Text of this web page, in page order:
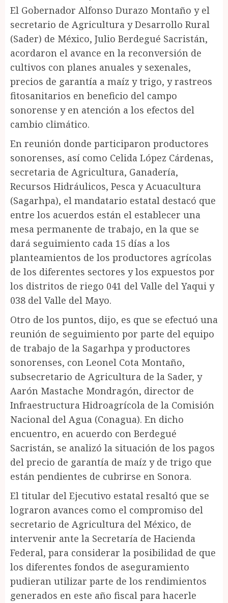
El Gobernador Alfonso Durazo Montaño y el
secretario de Agricultura y Desarrollo Rural
(Sader) de México, Julio Berdegué Sacristán,
acordaron el avance en la reconversión de
cultivos con planes anuales y sexenales,
precios de garantía a maíz y trigo, y rastreos
fitosanitarios en beneficio del campo
sonorense y en atención a los efectos del
cambio climático.
En reunión donde participaron productores
sonorenses, así como Celida López Cárdenas,
secretaria de Agricultura, Ganadería,
Recursos Hidráulicos, Pesca y Acuacultura
(Sagarhpa), el mandatario estatal destacó que
entre los acuerdos están el establecer una
mesa permanente de trabajo, en la que se
dará seguimiento cada 15 días a los
planteamientos de los productores agrícolas
de los diferentes sectores y los expuestos por
los distritos de riego 041 del Valle del Yaqui y
038 del Valle del Mayo.
Otro de los puntos, dijo, es que se efectuó una
reunión de seguimiento por parte del equipo
de trabajo de la Sagarhpa y productores
sonorenses, con Leonel Cota Montaño,
subsecretario de Agricultura de la Sader, y
Aarón Mastache Mondragón, director de
Infraestructura Hidroagrícola de la Comisión
Nacional del Agua (Conagua). En dicho
encuentro, en acuerdo con Berdegué
Sacristán, se analizó la situación de los pagos
del precio de garantía de maíz y de trigo que
están pendientes de cubrirse en Sonora.
El titular del Ejecutivo estatal resaltó que se
lograron avances como el compromiso del
secretario de Agricultura del México, de
intervenir ante la Secretaría de Hacienda
Federal, para considerar la posibilidad de que
los diferentes fondos de aseguramiento
pudieran utilizar parte de los rendimientos
generados en este año fiscal para hacerle